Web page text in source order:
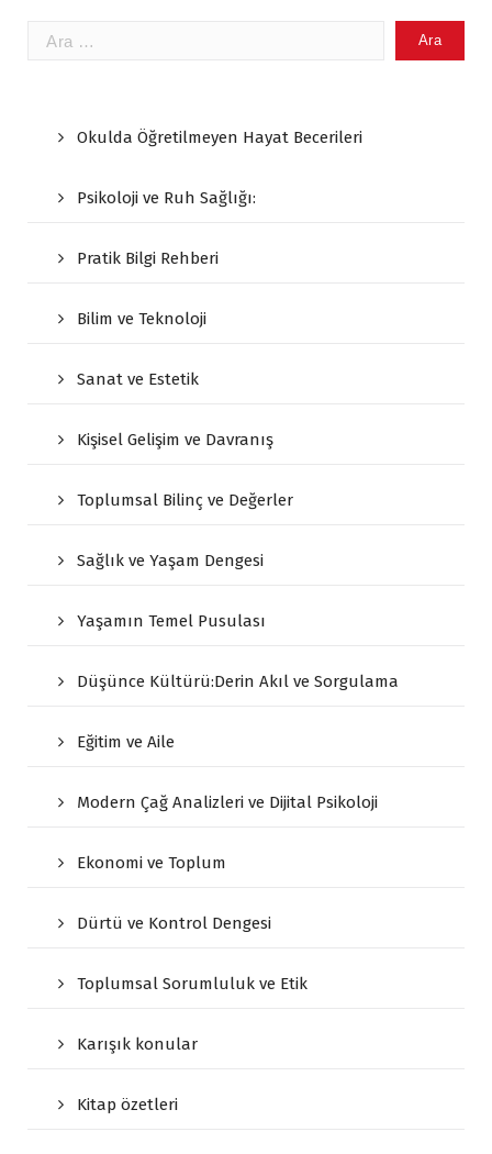
Arama:
Okulda Öğretilmeyen Hayat Becerileri
Psikoloji ve Ruh Sağlığı:
Pratik Bilgi Rehberi
Bilim ve Teknoloji
Sanat ve Estetik
Kişisel Gelişim ve Davranış
Toplumsal Bilinç ve Değerler
Sağlık ve Yaşam Dengesi
Yaşamın Temel Pusulası
Düşünce Kültürü:Derin Akıl ve Sorgulama
Eğitim ve Aile
Modern Çağ Analizleri ve Dijital Psikoloji
Ekonomi ve Toplum
Dürtü ve Kontrol Dengesi
Toplumsal Sorumluluk ve Etik
Karışık konular
Kitap özetleri